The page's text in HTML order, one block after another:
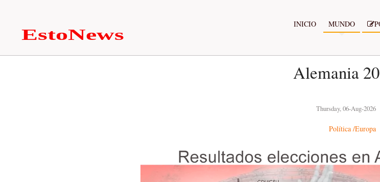
INICIO MUNDO
Alemania
Thursday, 06-Aug-2026
Política /Europa